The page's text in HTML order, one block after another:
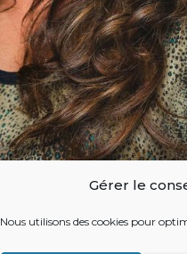
Gérer le
Nous utilisons des cookies pour